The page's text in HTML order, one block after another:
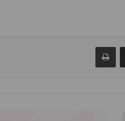
مشاركة عبر البريد طباعة